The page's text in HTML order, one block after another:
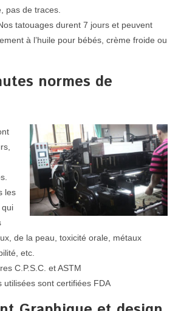
pas de traces.
tatouages durent 7 jours et peuvent
à l’huile pour bébés, crème froide ou
normes de
les
qui
de la peau, toxicité orale, métaux
etc.
C.P.S.C. et ASTM
utilisées sont certifiées FDA